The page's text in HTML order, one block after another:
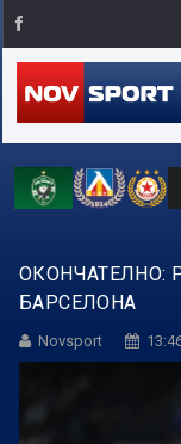
ОКОНЧАТЕЛНО:
БАРСЕЛОНА
Novsport